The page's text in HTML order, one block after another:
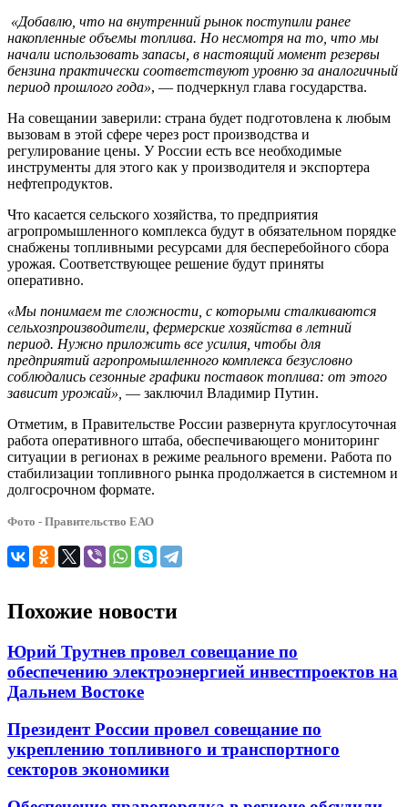
«Добавлю, что на внутренний рынок поступили ранее
накопленные объемы топлива. Но несмотря на то, что мы
начали использовать запасы, в настоящий момент резервы
бензина практически соответствуют уровню за аналогичный
период прошлого года», — подчеркнул глава государства.
На совещании заверили: страна будет подготовлена к любым
вызовам в этой сфере через рост производства и
регулирование цены. У России есть все необходимые
инструменты для этого как у производителя и экспортера
нефтепродуктов.
Что касается сельского хозяйства, то предприятия
агропромышленного комплекса будут в обязательном порядке
снабжены топливными ресурсами для бесперебойного сбора
урожая. Соответствующее решение будут приняты
оперативно.
«Мы понимаем те сложности, с которыми сталкиваются
сельхозпроизводители, фермерские хозяйства в летний
период. Нужно приложить все усилия, чтобы для
предприятий агропромышленного комплекса безусловно
соблюдались сезонные графики поставок топлива: от этого
зависит урожай», — заключил Владимир Путин.
Отметим, в Правительстве России развернута круглосуточная
работа оперативного штаба, обеспечивающего мониторинг
ситуации в регионах в режиме реального времени. Работа по
стабилизации топливного рынка продолжается в системном и
долгосрочном формате.
Фото - Правительство ЕАО
Похожие новости
Юрий Трутнев провел совещание по
обеспечению электроэнергией инвестпроектов на
Дальнем Востоке
Президент России провел совещание по
укреплению топливного и транспортного
секторов экономики